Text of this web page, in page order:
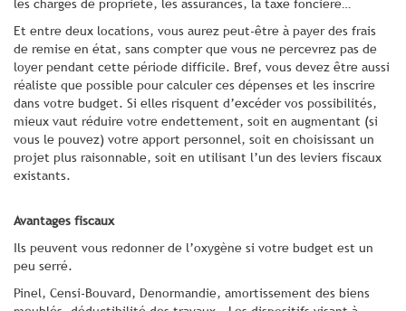
les charges de propriété, les assurances, la taxe foncière…
Et entre deux locations, vous aurez peut-être à payer des frais
de remise en état, sans compter que vous ne percevrez pas de
loyer pendant cette période difficile. Bref, vous devez être aussi
réaliste que possible pour calculer ces dépenses et les inscrire
dans votre budget. Si elles risquent d’excéder vos possibilités,
mieux vaut réduire votre endettement, soit en augmentant (si
vous le pouvez) votre apport personnel, soit en choisissant un
projet plus raisonnable, soit en utilisant l’un des leviers fiscaux
existants.
Avantages fiscaux
Ils peuvent vous redonner de l’oxygène si votre budget est un
peu serré.
Pinel, Censi-Bouvard, Denormandie, amortissement des biens